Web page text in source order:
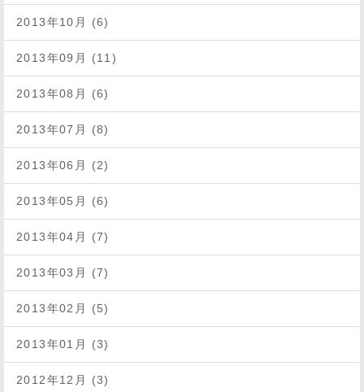
2013年10月 (6)
2013年09月 (11)
2013年08月 (6)
2013年07月 (8)
2013年06月 (2)
2013年05月 (6)
2013年04月 (7)
2013年03月 (7)
2013年02月 (5)
2013年01月 (3)
2012年12月 (3)